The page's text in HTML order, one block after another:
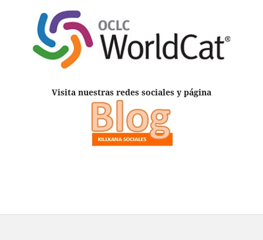
Visita nuestras redes sociales y página